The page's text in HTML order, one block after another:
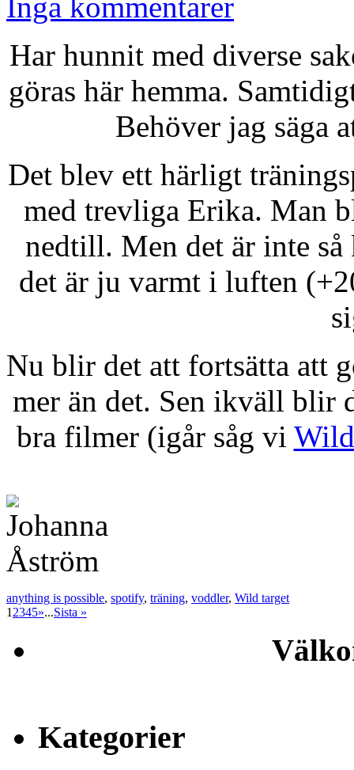
Har hunnit med diverse
göras här hemma.
Behöver jag säga
Det blev ett härligt
med trevliga Erika. Man
nedtill. Men det är inte
det är ju varmt i luften
Nu blir det att fortsätta att
mer än det. Sen ikväll blir
bra filmer (igår såg vi
anything is possible, spotify, träning, voddler, Wild target
1 2345»...Sista »
Kategorier